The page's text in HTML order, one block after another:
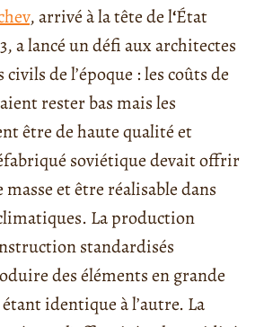
, arrivé à la tête de l‘État
a lancé un défi aux architectes
de l’époque : les coûts de
rester bas mais les
être de haute qualité et
soviétique devait offrir
et être réalisable dans
La production
standardisés
des éléments en grande
identique à l’autre. La